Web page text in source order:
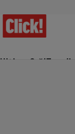
Ultima Oră!Trending